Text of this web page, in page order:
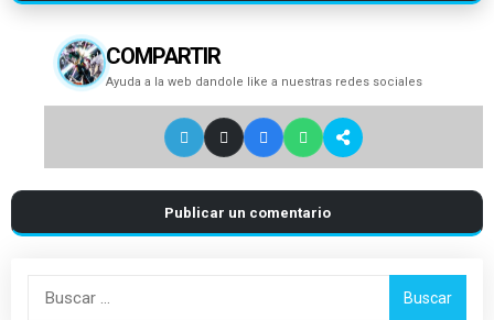
COMPARTIR
Ayuda a la web dandole like a nuestras redes sociales
Publicar un comentario
Buscar: